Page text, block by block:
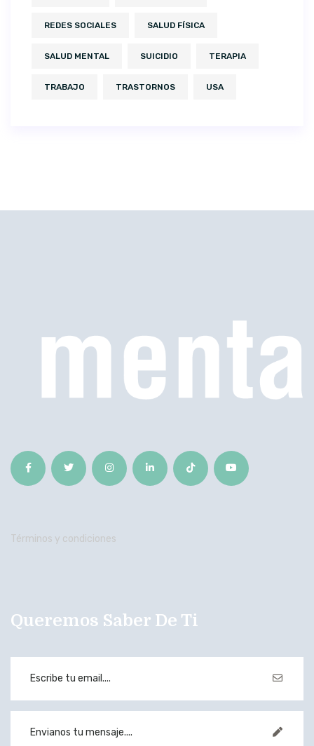
REDES SOCIALES SALUD FÍSICA
SALUD MENTAL SUICIDIO TERAPIA
TRABAJO TRASTORNOS USA
Términos y condiciones
Queremos Saber De Ti